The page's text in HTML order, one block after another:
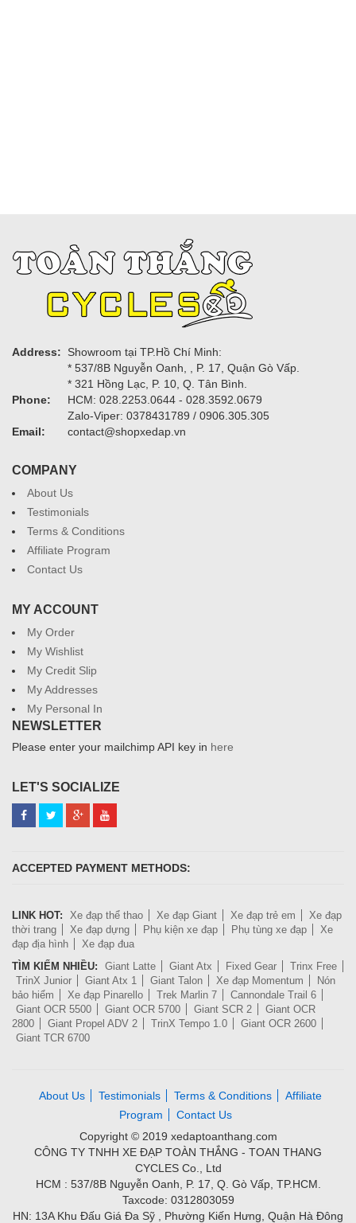
Address:
Showroom tại TP.Hồ Chí Minh:
* 537/8B Nguyễn Oanh, , P. 17, Quận Gò Vấp.
* 321 Hồng Lạc, P. 10, Q. Tân Bình.
Phone:
HCM: 028.2253.0644 - 028.3592.0679
Zalo-Viper: 0378431789 / 0906.305.305
Email:
contact@shopxedap.vn
COMPANY
About Us
Testimonials
Terms & Conditions
Affiliate Program
Contact Us
MY ACCOUNT
My Order
My Wishlist
My Credit Slip
My Addresses
My Personal In
NEWSLETTER
Please enter your mailchimp API key in here
LET'S SOCIALIZE
ACCEPTED PAYMENT METHODS:
LINK HOT: Xe đạp thể thao Xe đạp Giant Xe đạp trẻ em
Xe đạp
thời trang
Xe đạp dựng Phụ kiện xe đạp Phụ tùng xe đạp
Xe
đạp địa hình
Xe đạp đua
TÌM KIẾM NHIỀU:
Giant Latte Giant Atx Fixed Gear
Trinx Free
TrinX Junior
Giant Atx 1 Giant Talon Xe đạp Momentum
Nón
bảo hiểm
Xe đạp Pinarello Trek Marlin 7
Cannondale Trail 6
Giant OCR 5500
Giant OCR 5700 Giant SCR 2
Giant OCR
2800
Giant Propel ADV 2 TrinX Tempo 1.0
Giant OCR 2600
Giant TCR 6700
About Us Testimonials Terms & Conditions
Affiliate
Program
Contact Us
Copyright © 2019 xedaptoanthang.com
CÔNG TY TNHH XE ĐẠP TOÀN THẮNG - TOAN THANG
CYCLES Co., Ltd
HCM : 537/8B Nguyễn Oanh, P. 17, Q. Gò Vấp, TP.HCM.
Taxcode: 0312803059
HN: 13A Khu Đấu Giá Đa Sỹ , Phường Kiến Hưng, Quận Hà Đông